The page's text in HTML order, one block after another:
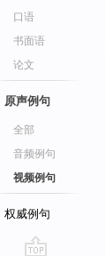
口语
书面语
论文
原声例句
全部
音频例句
视频例句
权威例句